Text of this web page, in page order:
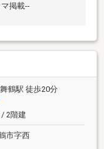
掲載--
鶴駅 徒歩20分
2階建
市字西